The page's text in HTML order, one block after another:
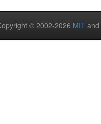
© 2002-2026 MIT and